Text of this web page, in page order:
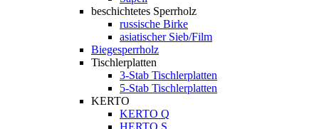
beschichtetes Sperrholz
russische Birke
asiatischer Sieb/Film
Biegesperrholz
Tischlerplatten
3-Stab Tischlerplatten
5-Stab Tischlerplatten
KERTO
KERTO Q
HERTO S